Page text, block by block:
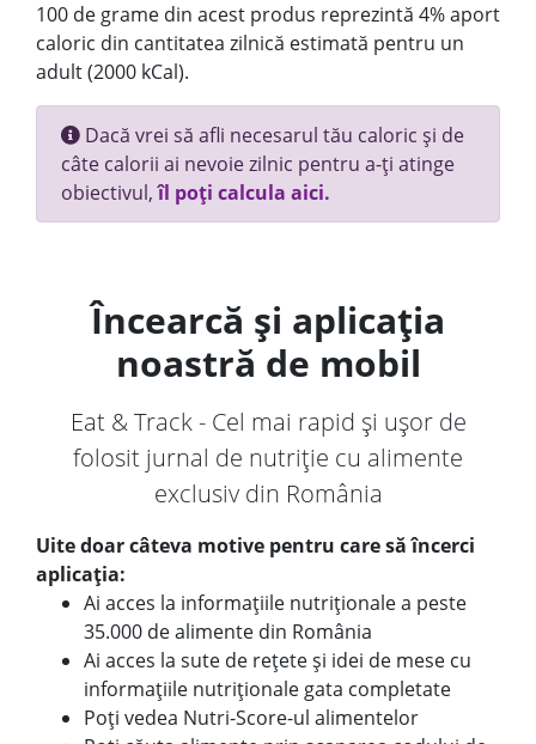
100 de grame din acest produs reprezintă 4% aport
caloric din cantitatea zilnică estimată pentru un
adult (2000 kCal).
Dacă vrei să afli necesarul tău caloric și de
câte calorii ai nevoie zilnic pentru a-ți atinge
obiectivul,îl poți calcula aici.
Încearcă și aplicația
noastră de mobil
Eat & Track - Cel mai rapid și ușor de
folosit jurnal de nutriție cu alimente
exclusiv din România
Uite doar câteva motive pentru care să încerci
aplicația:
Ai acces la informațiile nutriționale a peste
35.000 de alimente din România
Ai acces la sute de rețete și idei de mese cu
informațiile nutriționale gata completate
Poți vedea Nutri-Score-ul alimentelor